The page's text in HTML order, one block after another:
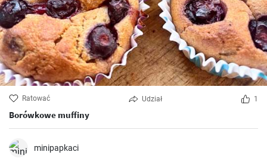
Ratować Udział 1
Borówkowe muffiny
minipapkaci